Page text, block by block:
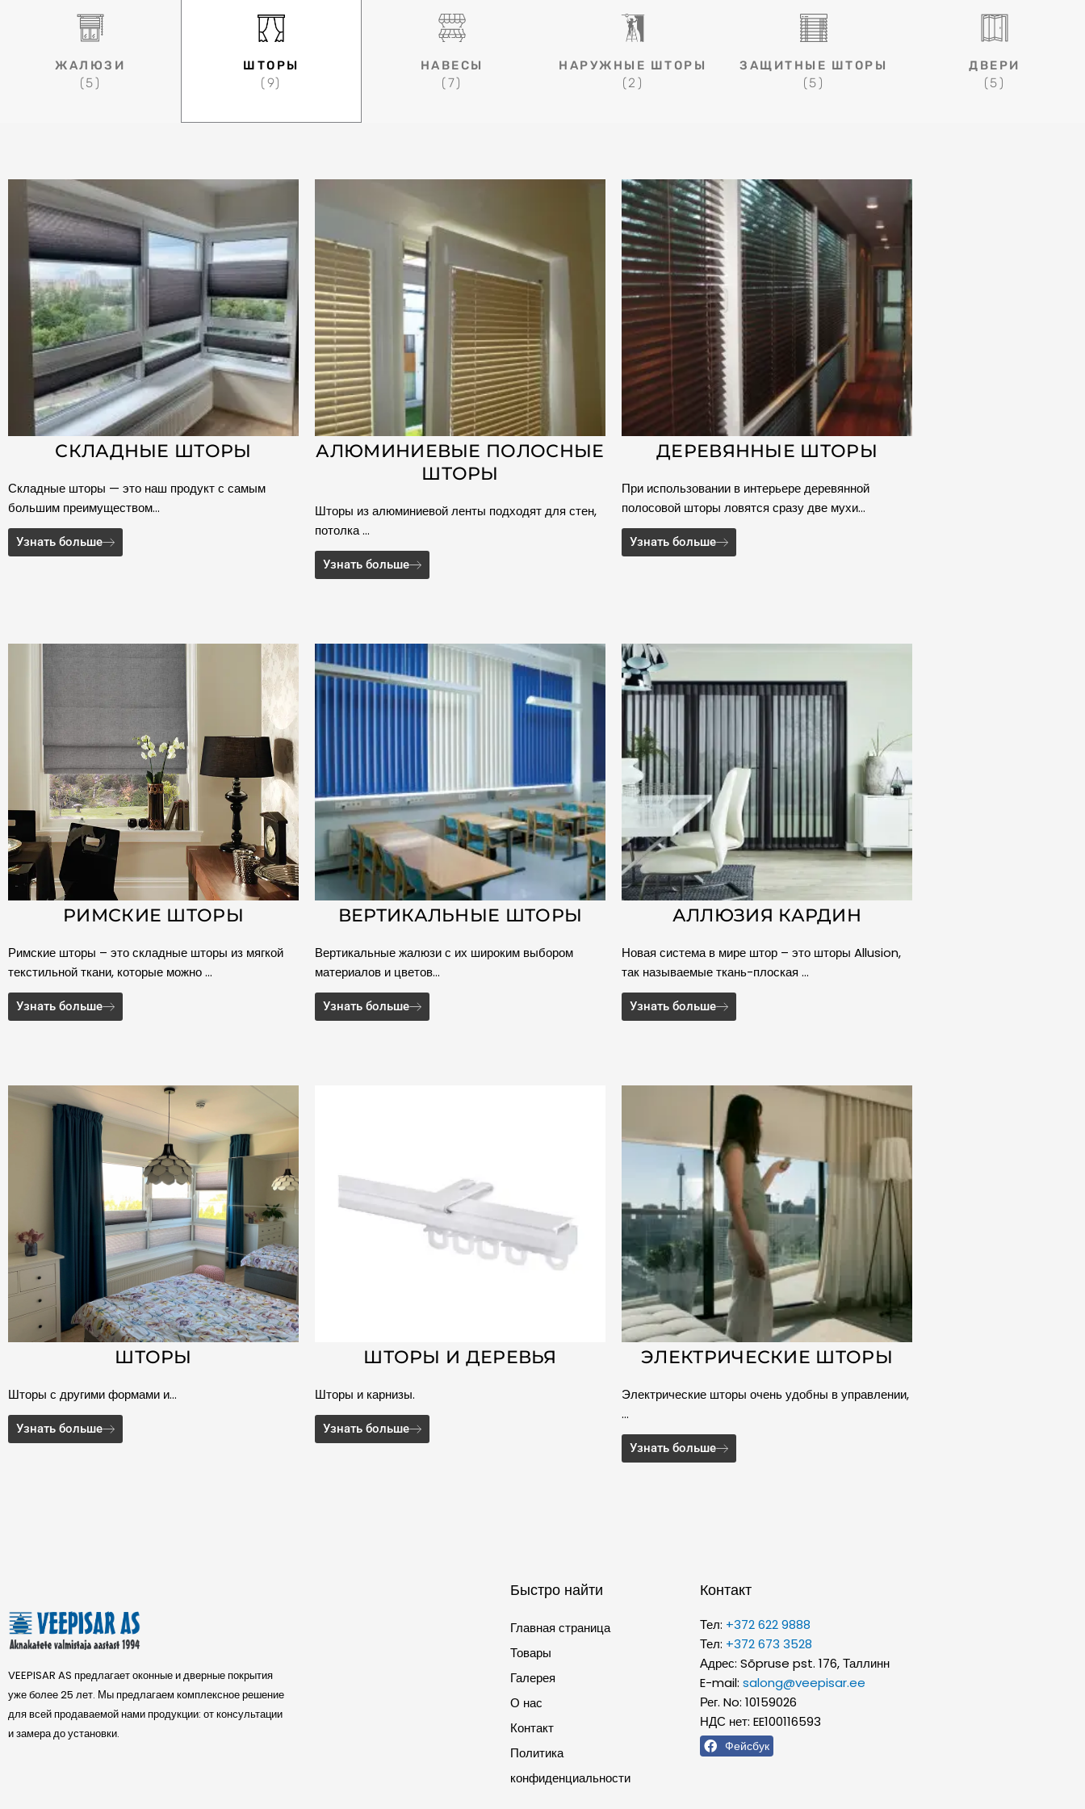
ЖАЛЮЗИ
(5)
ШТОРЫ
(9)
НАВЕСЫ
(7)
НАРУЖНЫЕ ШТОРЫ
(2)
ЗАЩИТНЫЕ ШТОРЫ
(5)
ДВЕРИ
(5)
СКЛАДНЫЕ ШТОРЫ
Складные шторы — это наш продукт с самым
большим преимуществом…
Узнать больше
АЛЮМИНИЕВЫЕ ПОЛОСНЫЕ
ШТОРЫ
Шторы из алюминиевой ленты подходят для стен,
потолка …
Узнать больше
ДЕРЕВЯННЫЕ ШТОРЫ
При использовании в интерьере деревянной
полосовой шторы ловятся сразу две мухи…
Узнать больше
РИМСКИЕ ШТОРЫ
Римские шторы – это складные шторы из мягкой
текстильной ткани, которые можно …
Узнать больше
ВЕРТИКАЛЬНЫЕ ШТОРЫ
Вертикальные жалюзи с их широким выбором
материалов и цветов…
Узнать больше
АЛЛЮЗИЯ КАРДИН
Новая система в мире штор – это шторы Allusion,
так называемые ткань-плоская …
Узнать больше
ШТОРЫ
Шторы с другими формами и…
Узнать больше
ШТОРЫ И ДЕРЕВЬЯ
Шторы и карнизы.
Узнать больше
ЭЛЕКТРИЧЕСКИЕ ШТОРЫ
Электрические шторы очень удобны в управлении,
…
Узнать больше
VEEPISAR AS предлагает оконные и дверные покрытия
уже более 25 лет. Мы предлагаем комплексное решение
для всей продаваемой нами продукции: от консультации
и замера до установки.
Быстро найти
Главная страница
Товары
Галерея
О нас
Контакт
Политика
конфиденциальности
Контакт
Тел: +372 622 9888
Тел: +372 673 3528
Адрес: Sõpruse pst. 176, Таллинн
E-mail:salong@veepisar.ee
Рег. No: 10159026
НДС нет: EE100116593
Фейсбук